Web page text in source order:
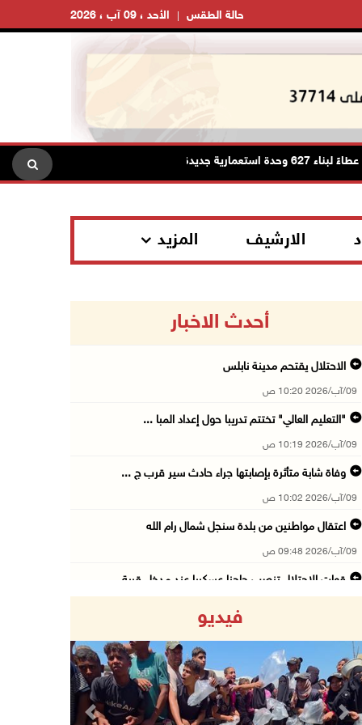
الأحد ، 09 آب ، 2026 حالة الطقس
الله والبيرة
الارشيف المزيد
أحدث الاخبار
الاحتلال يقتحم مدينة نابلس
09/آب/2026 10:20 ص
"التعليم العالي" تختتم تدريبا حول إعداد المبا ...
09/آب/2026 10:19 ص
وفاة شابة متأثرة بإصابتها جراء حادث سير قرب ج ...
09/آب/2026 10:02 ص
اعتقال مواطنين من بلدة سنجل شمال رام الله
09/آب/2026 09:48 ص
قوات الاحتلال تنصب حاجزا عسكريا عند مدخل قرية ...
09/آب/2026 09:41 ص
جيش الاحتلال يواصل نسف المنازل واستهداف خيام ...
09/آب/2026 09:29 ص
فيديو
Previous Next